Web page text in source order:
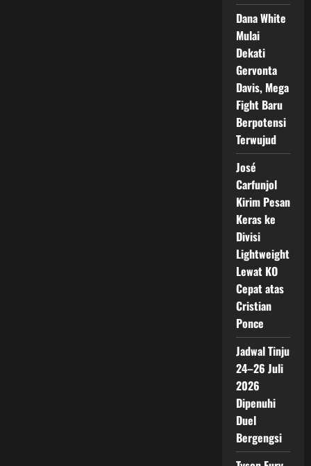
Dana White
Mulai
Dekati
Gervonta
Davis, Mega
Fight Baru
Berpotensi
Terwujud
José
Carfunjol
Kirim Pesan
Keras ke
Divisi
Lightweight
Lewat KO
Cepat atas
Cristian
Ponce
Jadwal Tinju
24–26 Juli
2026
Dipenuhi
Duel
Bergengsi